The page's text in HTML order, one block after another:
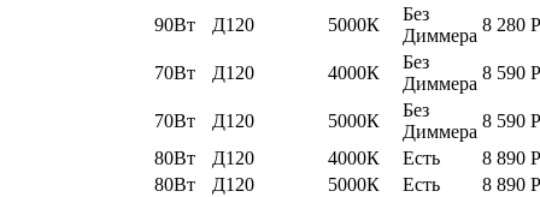
90Вт Д120 5000К
Без
Диммера
8 280 Р
70Вт Д120 4000К
Без
Диммера
8 590 Р
70Вт Д120 5000К
Без
Диммера
8 590 Р
80Вт
Д120 4000К Есть 8 890 Р
80Вт
Д120 5000К Есть 8 890 Р